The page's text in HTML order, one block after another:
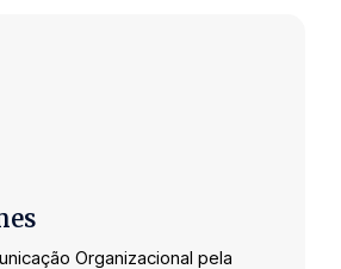
Organizacional pela